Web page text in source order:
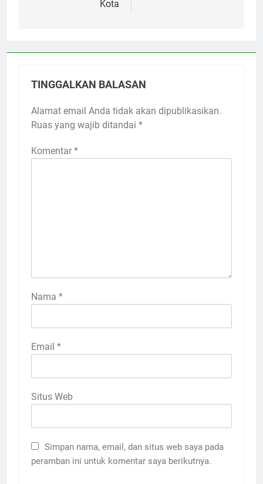
Kota
TINGGALKAN BALASAN
Alamat email Anda tidak akan dipublikasikan.
Ruas yang wajib ditandai *
Komentar *
Nama *
Email *
Situs Web
Simpan nama, email, dan situs web saya pada
peramban ini untuk komentar saya berikutnya.